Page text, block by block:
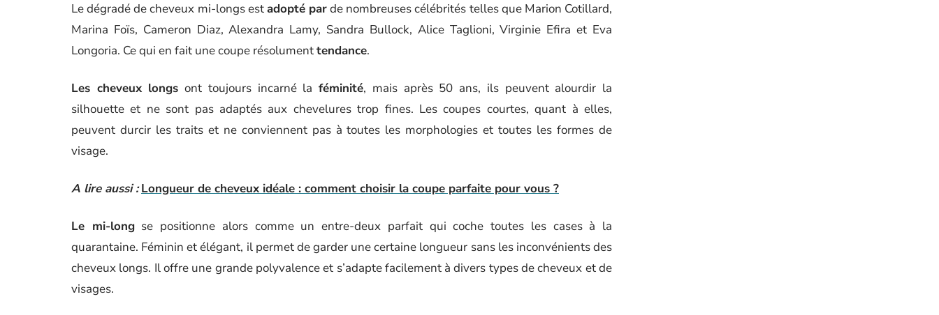
Le dégradé de cheveux mi-longs estadopté parde nombreuses célébrités telles que Marion Cotillard,
Marina Foïs, Cameron Diaz, Alexandra Lamy, Sandra Bullock, Alice Taglioni, Virginie Efira et Eva
Longoria. Ce qui en fait une coupe résolumenttendance.
Les cheveux longs ont toujours incarné laféminité, mais après 50 ans, ils peuvent alourdir la
silhouette et ne sont pas adaptés aux chevelures trop fines. Les coupes courtes, quant à elles,
peuvent durcir les traits et ne conviennent pas à toutes les morphologies et toutes les formes de
visage.
A lire aussi : Longueur de cheveux idéale : comment choisir la coupe parfaite pour vous ?
Le mi-longse positionne alors comme un entre-deux parfait qui coche toutes les cases à la
quarantaine. Féminin et élégant, il permet de garder une certaine longueur sans les inconvénients des
cheveux longs. Il offre une grande polyvalence et s’adapte facilement à divers types de cheveux et de
visages.